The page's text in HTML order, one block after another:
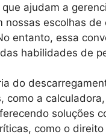
ajudam a
nossas escolhas
entanto, essa
habilidades de
do
como a
soluções
como o